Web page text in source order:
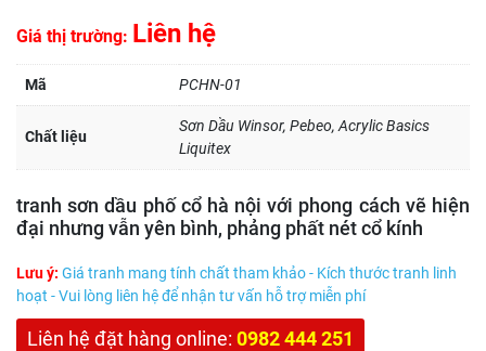
Giá thị trường: Liên hệ
Mã PCHN-01
Chất liệu
Sơn Dầu Winsor, Pebeo, Acrylic Basics
Liquitex
tranh sơn dầu phố cổ hà nội với phong cách vẽ hiện
đại nhưng vẫn yên bình, phảng phất nét cổ kính
Lưu ý: Giá tranh mang tính chất tham khảo - Kích thước tranh linh
hoạt - Vui lòng liên hệ để nhận tư vấn hỗ trợ miễn phí
Liên hệ đặt hàng online: 0982 444 251